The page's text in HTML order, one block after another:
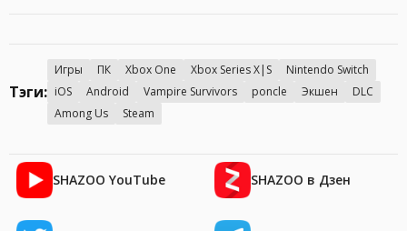
Тэги:
Игры ПК Xbox One Xbox Series X|S
Nintendo Switch
iOS
Android Vampire Survivors poncle Экшен
DLC
Among Us
Steam
SHAZOO YouTube SHAZOO в Дзен